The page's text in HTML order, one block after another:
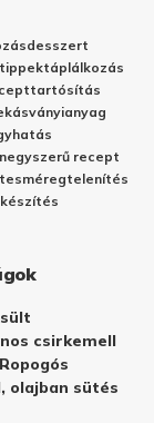
desszert
tippektáplálkozás
tartósítás
ásványianyag
egyszerű recept
méregtelenítés
csirkemell
olajban sütés